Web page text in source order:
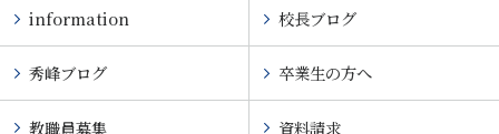
information 校長ブログ
秀峰ブログ 卒業生の方へ
教職員募集 資料請求